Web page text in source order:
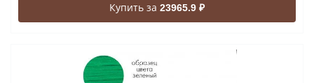
Купить за 23965.9 ₽